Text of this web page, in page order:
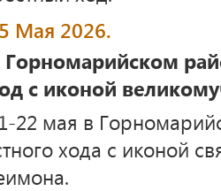
Мая 2026.
Горномарийском
с иконой
22 мая в
хода с иконой